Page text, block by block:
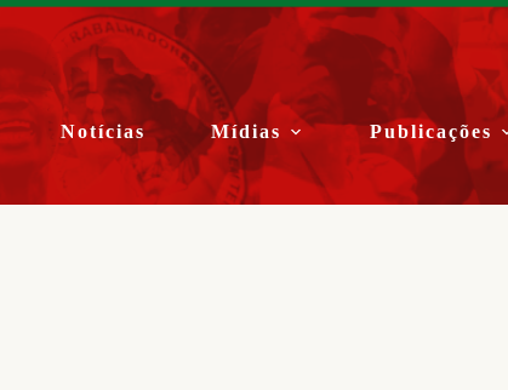
Notícias Mídias Publicações